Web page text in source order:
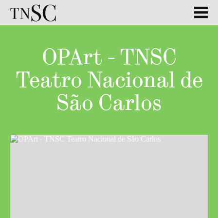
OPArt - TNSC
Teatro Nacional de
São Carlos